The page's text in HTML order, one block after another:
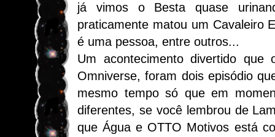
já vimos o Besta quase
praticamente matou um Cavaleiro
é uma pessoa, entre outros...
Um acontecimento divertido que
Omniverse, foram dois episódio
mesmo tempo só que em
diferentes, se você lembrou de
que Água e OTTO Motivos está